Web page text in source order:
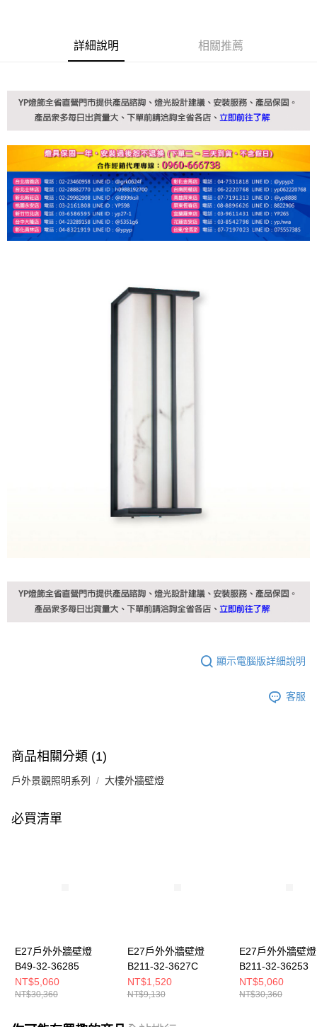
詳細說明 相關推薦
顯示電腦版詳細說明
客服
商品相關分類 (1)
戶外景觀照明系列 大樓外牆壁燈
必買清單
E27戶外外牆壁燈
B49-32-36285
NT$5,060
NT$30,360
E27戶外外牆壁燈
B211-32-3627C
NT$1,520
NT$9,130
E27戶外外牆壁燈
B211-32-36253
NT$5,060
NT$30,360